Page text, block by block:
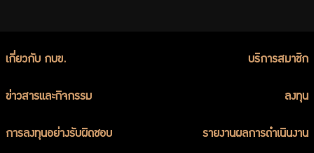
เกี่ยวกับ กบข. บริการสมาชิก
ข่าวสารและกิจกรรม ลงทุน
การลงทุนอย่างรับผิดชอบ รายงานผลการดำเนินงาน